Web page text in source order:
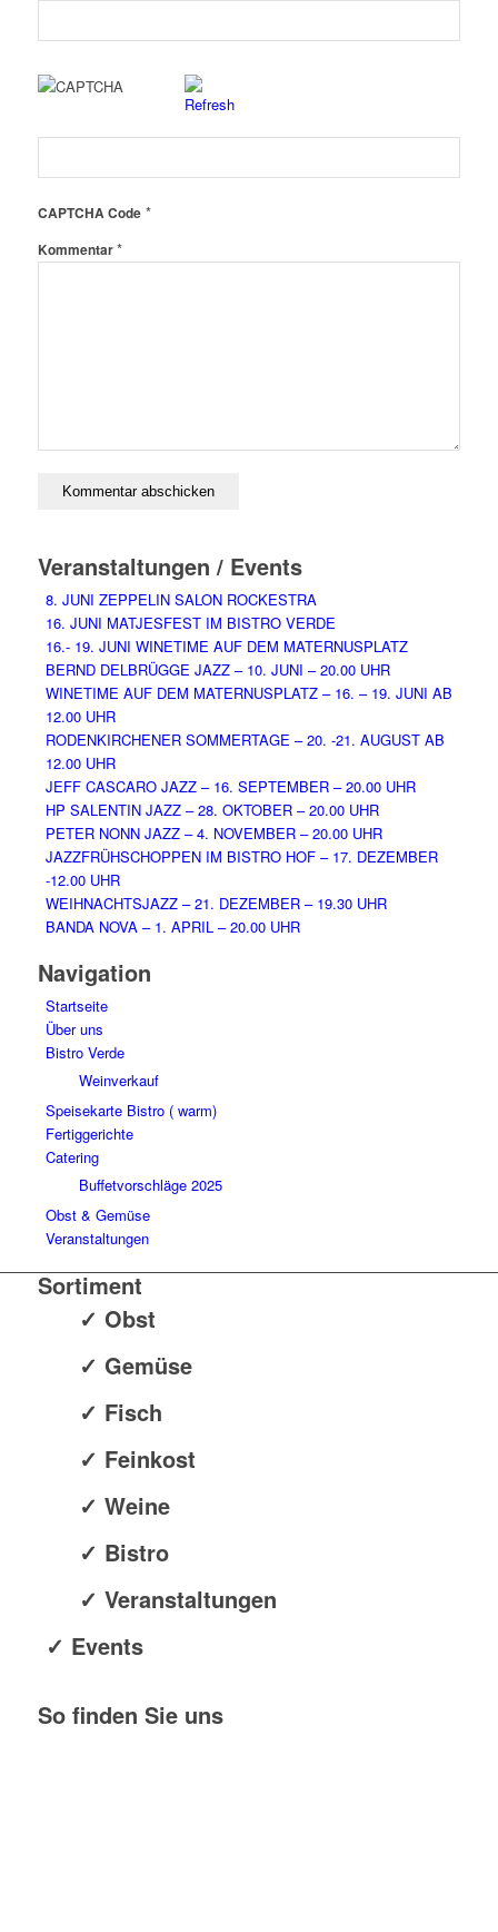
CAPTCHA Code*
Kommentar*
Veranstaltungen / Events
8. JUNI ZEPPELIN SALON ROCKESTRA
16. JUNI MATJESFEST IM BISTRO VERDE
16.- 19. JUNI WINETIME AUF DEM MATERNUSPLATZ
BERND DELBRÜGGE JAZZ – 10. JUNI – 20.00 UHR
WINETIME AUF DEM MATERNUSPLATZ – 16. – 19. JUNI AB
12.00 UHR
RODENKIRCHENER SOMMERTAGE – 20. -21. AUGUST AB
12.00 UHR
JEFF CASCARO JAZZ – 16. SEPTEMBER – 20.00 UHR
HP SALENTIN JAZZ – 28. OKTOBER – 20.00 UHR
PETER NONN JAZZ – 4. NOVEMBER – 20.00 UHR
JAZZFRÜHSCHOPPEN IM BISTRO HOF – 17. DEZEMBER
-12.00 UHR
WEIHNACHTSJAZZ – 21. DEZEMBER – 19.30 UHR
BANDA NOVA – 1. APRIL – 20.00 UHR
Navigation
Startseite
Über uns
Bistro Verde
Weinverkauf
Speisekarte Bistro ( warm)
Fertiggerichte
Catering
Buffetvorschläge 2025
Obst & Gemüse
Veranstaltungen
Sortiment
✓ Obst
✓ Gemüse
✓ Fisch
✓ Feinkost
✓ Weine
✓ Bistro
✓ Veranstaltungen
✓ Events
So finden Sie uns